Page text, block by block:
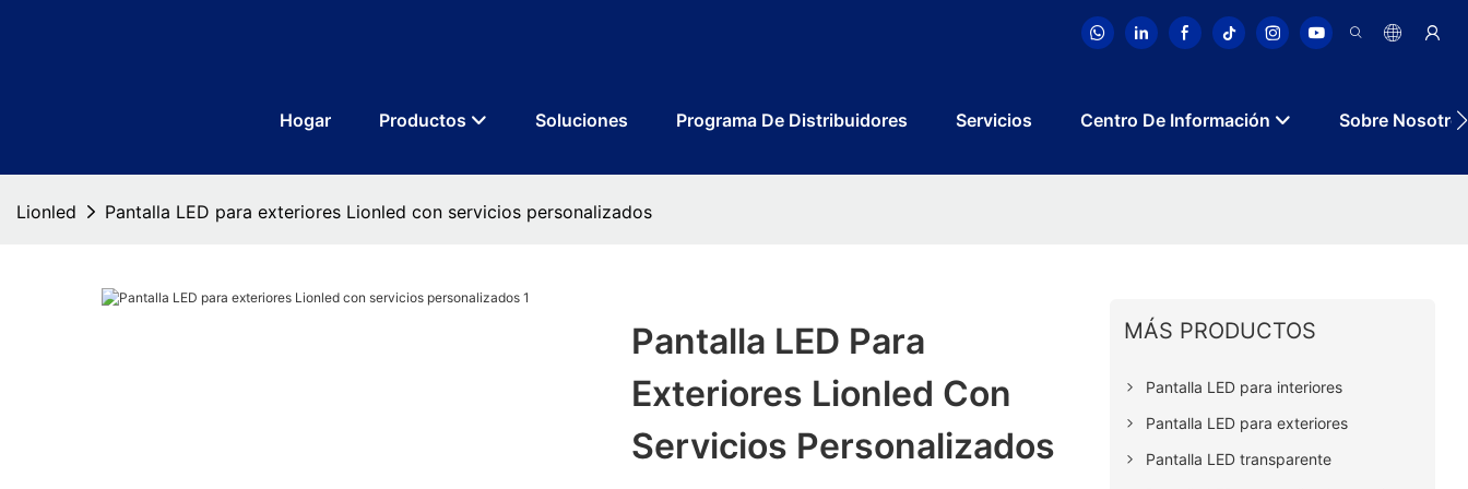
Hogar Productos Soluciones Programa De Distribuidores Servicios Centro De Información Sobre
Lionled Pantalla LED para exteriores Lionled con servicios personalizados
Pantalla LED Para
Exteriores Lionled Con
Servicios Personalizados
MÁS PRODUCTOS
Pantalla LED para interiores
Pantalla LED para exteriores
Pantalla LED transparente